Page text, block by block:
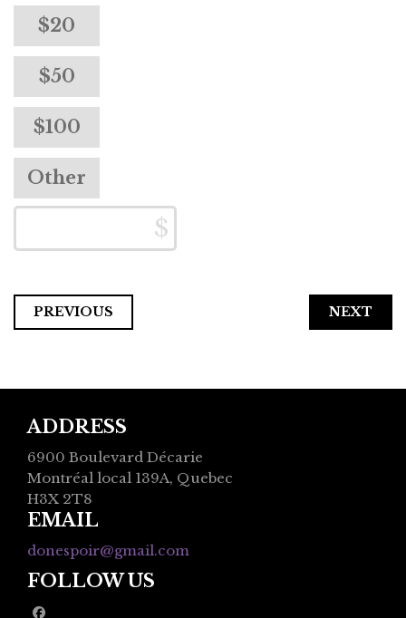
$20
$50
$100
Other
PREVIOUS
ADDRESS
6900 Boulevard Décarie
Montréal local 139A, Quebec
H3X 2T8
EMAIL
donespoir@gmail.com
FOLLOW US
facebook